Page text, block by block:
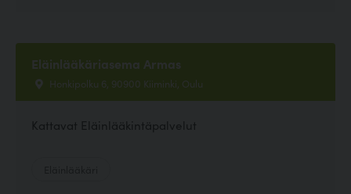
Eläinlääkäriasema Armas
Honkipolku 6, 90900 Kiiminki, Oulu
Kattavat Eläinlääkintäpalvelut